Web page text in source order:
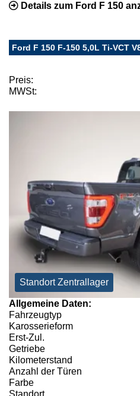
Details zum Ford F 150
Ford F 150 F-150 5,0L Ti-VCT
Preis:
MWSt:
Standort Zentrallager
Allgemeine Daten:
Fahrzeugtyp
Karosserieform
Erst-Zul.
Getriebe
Kilometerstand
Anzahl der Türen
Farbe
Standort